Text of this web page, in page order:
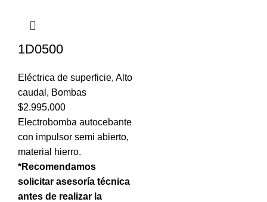
1D0500
Eléctrica de superficie, Alto
caudal , Bombas
$2.995.000
Electrobomba autocebante
con impulsor semi abierto,
material hierro.
*Recomendamos
solicitar asesoría técnica
antes de realizar la